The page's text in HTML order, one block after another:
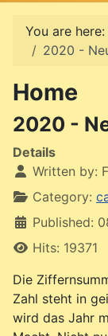
You are here:
2020 -
Home
2020 -
Details
Written by:
Category:
Published:
Hits: 19371
Die
Zahl steht in
wird das Jahr